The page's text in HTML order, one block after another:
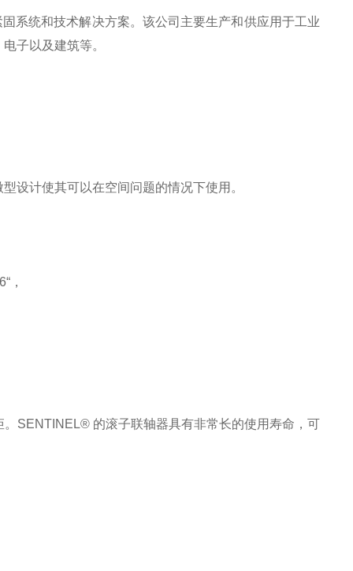
系统和技术解决方案。该公司主要生产和供应用于工业
子以及建筑等。
设计使其可以在空间问题的情况下使用。
，
SENTINEL® 的滚子联轴器具有非常长的使用寿命，可